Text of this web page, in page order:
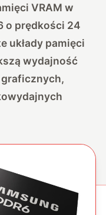
VRAM w
o prędkości 24
układy pamięci
wydajność